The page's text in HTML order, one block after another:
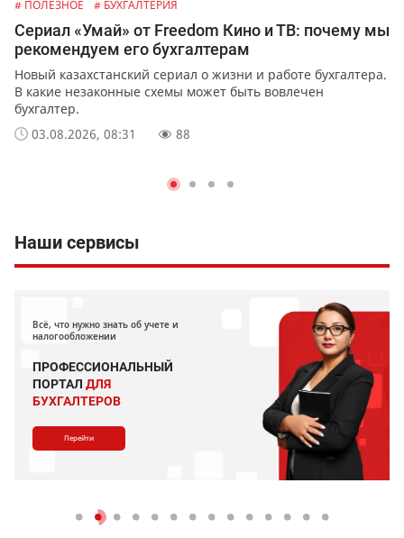
# ПОЛЕЗНОЕ # БУХГАЛТЕРИЯ
Сериал «Умай» от Freedom Кино и ТВ: почему мы
рекомендуем его бухгалтерам
Новый казахстанский сериал о жизни и работе бухгалтера.
В какие незаконные схемы может быть вовлечен
бухгалтер.
03.08.2026, 08:31
88
Наши сервисы
Всё, что нужно знать об учете и
налогообложении
ПРОФЕССИОНАЛЬНЫЙ
ПОРТАЛ ДЛЯ
БУХГАЛТЕРОВ
Перейти